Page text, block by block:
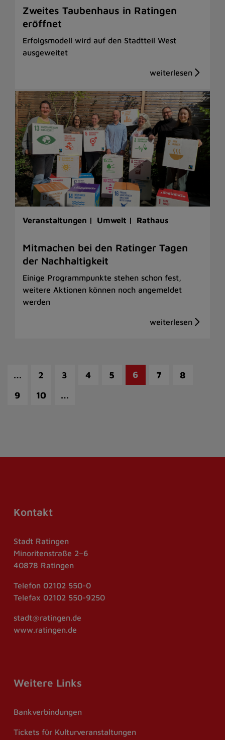
Zweites Taubenhaus in Ratingen
eröffnet
Erfolgsmodell wird auf den Stadtteil West
ausgeweitet
Veranstaltungen | Umwelt | Rathaus
Mitmachen bei den Ratinger Tagen
der Nachhaltigkeit
Einige Programmpunkte stehen schon fest,
weitere Aktionen können noch angemeldet
werden
… 2 3 4 5 6 7
8
9
10 …
Kontakt
Stadt Ratingen
Minoritenstraße 2–6
40878 Ratingen
Telefon 02102 550-0
Telefax 02102 550-9250
stadt@ratingen.de
www.ratingen.de
Weitere Links
Bankverbindungen
Tickets für Kulturveranstaltungen